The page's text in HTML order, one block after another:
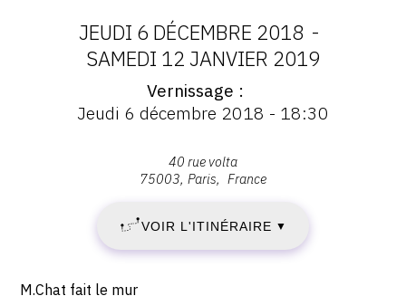
CONTACT
CGU
CGV
SUIVEZ-NOUS
INSTAGRAM
FACEBOOK
DATES
:
6
DÉCEMBRE
2018
JEUDI 6 DÉCEMBRE 2018 -
SAMEDI 12 JANVIER 2019
Vernissage
Jeudi 6 décembre 2018 - 18:30
volta,
40 rue volta
75003 Paris France
VOIR L'ITINÉRAIRE ▼
Description,
M.Chat fait le mur